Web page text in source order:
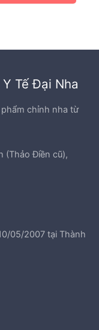
Tế Đại Nha
chỉnh nha từ
(Thảo Điền cũ),
05/2007 tại Thành